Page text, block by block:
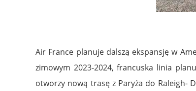
Air France planuje dalszą ekspansję w
zimowym 2023-2024, francuska linia
otworzy nową trasę z Paryża do Raleigh-